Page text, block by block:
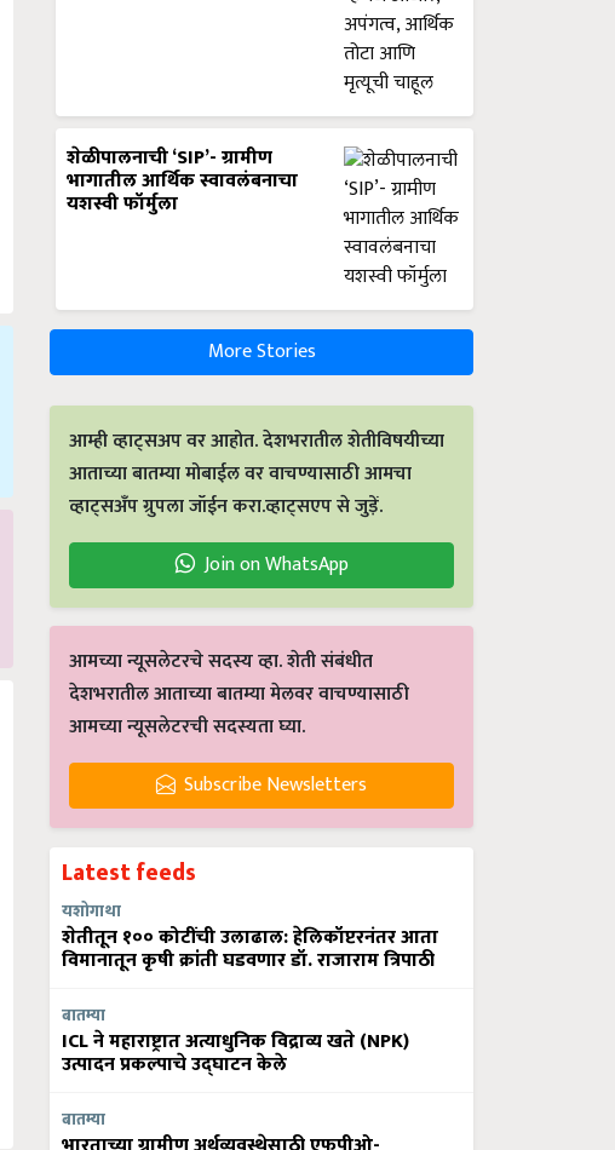
शेळीपालनाची ‘SIP’- ग्रामीण
भागातील आर्थिक स्वावलंबनाचा
यशस्वी फॉर्मुला
More Stories
आम्ही व्हाट्सअप वर आहोत. देशभरातील शेतीविषयीच्या
आताच्या बातम्या मोबाईल वर वाचण्यासाठी आमचा
व्हाट्सअँप ग्रुपला जॉईन करा.व्हाट्सएप से जुड़ें.
Join on WhatsApp
आमच्या न्यूसलेटरचे सदस्य व्हा. शेती संबंधीत
देशभरातील आताच्या बातम्या मेलवर वाचण्यासाठी
आमच्या न्यूसलेटरची सदस्यता घ्या.
Subscribe Newsletters
Latest feeds
यशोगाथा
शेतीतून १०० कोटींची उलाढाल: हेलिकॉप्टरनंतर आता
विमानातून कृषी क्रांती घडवणार डॉ. राजाराम त्रिपाठी
बातम्या
ICL ने महाराष्ट्रात अत्याधुनिक विद्राव्य खते (NPK)
उत्पादन प्रकल्पाचे उद्घाटन केले
बातम्या